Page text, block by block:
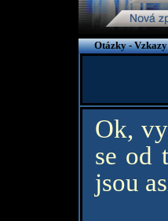
Otázky -
Ok,
se od
jsou